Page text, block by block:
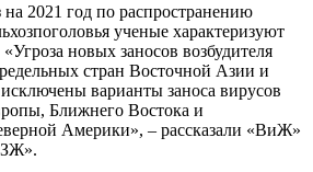
2021 год по распространению
ученые характеризуют
новых заносов возбудителя
стран Восточной Азии и
варианты заноса вирусов
Ближнего Востока и
Америки», – рассказали «ВиЖ»